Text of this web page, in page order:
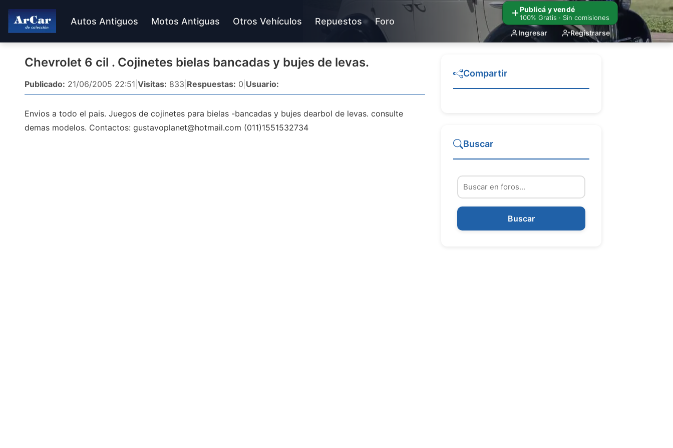
Publicá y vendé
100% Gratis · Sin comisiones
Ingresar Registrarse
Autos Antiguos Motos Antiguas Otros Vehículos Repuestos Foro
Chevrolet 6 cil . Cojinetes bielas bancadas y bujes de levas.
Publicado: 21/06/2005 22:51 Visitas: 833 Respuestas: 0 Usuario:
Envios a todo el pais. Juegos de cojinetes para bielas -bancadas y bujes dearbol de levas. consulte
demas modelos. Contactos: gustavoplanet@hotmail.com (011)1551532734
Compartir
Buscar
Buscar